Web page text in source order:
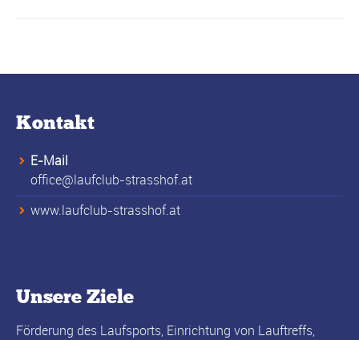
Kontakt
E-Mail
office@laufclub-strasshof.at
www.laufclub-strasshof.at
Unsere Ziele
Förderung des Laufsports, Einrichtung von Lauftreffs,